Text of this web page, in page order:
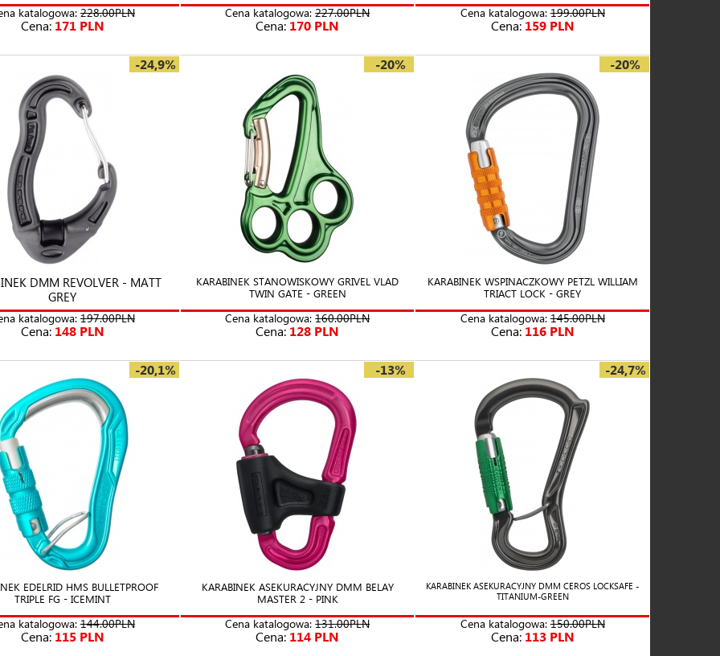
katalogowa:228.00PLN
Cena: 171 PLN
Cena katalogowa:227.00PLN
Cena: 170 PLN
Cena katalogowa:199.00PLN
Cena: 159 PLN
-24,9%
DMM REVOLVER - MATT
GREY
katalogowa:197.00PLN
Cena: 148 PLN
-20%
KARABINEK STANOWISKOWY GRIVEL VLAD
TWIN GATE - GREEN
Cena katalogowa:160.00PLN
Cena: 128 PLN
-20%
KARABINEK WSPINACZKOWY PETZL WILLIAM
TRIACT LOCK - GREY
Cena katalogowa:145.00PLN
Cena: 116 PLN
-20,1%
EDELRID HMS BULLETPROOF
TRIPLE FG - ICEMINT
katalogowa:144.00PLN
Cena: 115 PLN
-13%
KARABINEK ASEKURACYJNY DMM BELAY
MASTER 2 - PINK
Cena katalogowa:131.00PLN
Cena: 114 PLN
-24,7%
KARABINEK ASEKURACYJNY DMM CEROS LOCKSAFE -
TITANIUM-GREEN
Cena katalogowa:150.00PLN
Cena: 113 PLN